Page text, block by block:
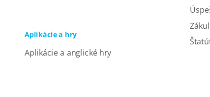
Aplikácie a hry
Aplikácie a anglické hry